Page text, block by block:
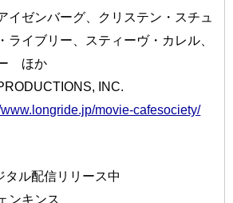
イゼンバーグ、クリステン・スチュ
ライブリー、スティーヴ・カレル、
ほか
INC.
www.longride.jp/movie-cafesociety/
ル配信リリース中
ンキンス